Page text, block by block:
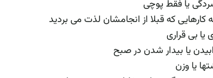
یا فقط پوچی
که قبلا از انجامشان لذت می بردید
بی قراری
یا بیدار شدن در صبح
یا وزن